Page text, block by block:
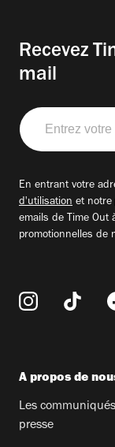
Recevez
mail
Entrez
votre
adresse
En entrant votre
d'utilisation et notre
emails de Time Out
promotionnelles de
A propos de
Les
presse